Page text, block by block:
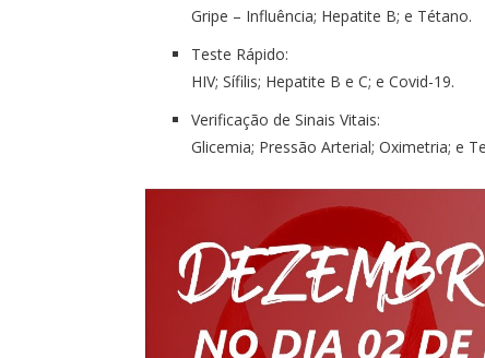
Gripe – Influência; Hepatite B; e Tétano.
Teste Rápido:
HIV; Sífilis; Hepatite B e C; e Covid-19.
Verificação de Sinais Vitais:
Glicemia; Pressão Arterial; Oximetria; e